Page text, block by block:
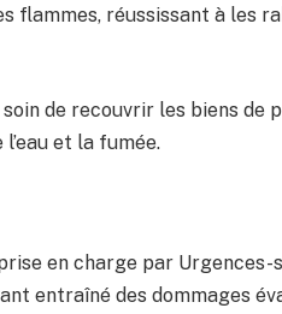
flammes, réussissant à les
de recouvrir les biens
et la fumée.
en charge par
entraîné des dommages